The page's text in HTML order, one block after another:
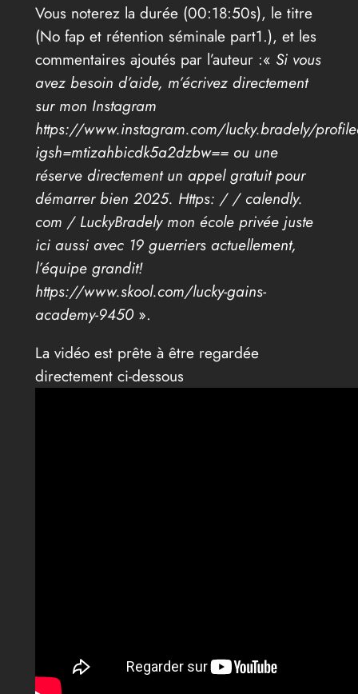
Vous noterez la durée (00:18:50s), le titre
(No fap et rétention séminale part1.), et les
commentaires ajoutés par l’auteur :« Si vous
avez besoin d’aide, m’écrivez directement
sur mon Instagram
https://www.instagram.com/lucky.bradely/
igsh=mtizahbicdk5a2dzbw== ou une
réserve directement un appel gratuit pour
démarrer bien 2025. Https: / / calendly.
com / LuckyBradely mon école privée juste
ici aussi avec 19 guerriers actuellement,
l’équipe grandit!
https://www.skool.com/lucky-gains-
academy-9450 ».
La vidéo est prête à être regardée
directement ci-dessous